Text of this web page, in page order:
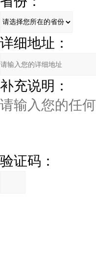
详细地址：
补充说明：
验证码：